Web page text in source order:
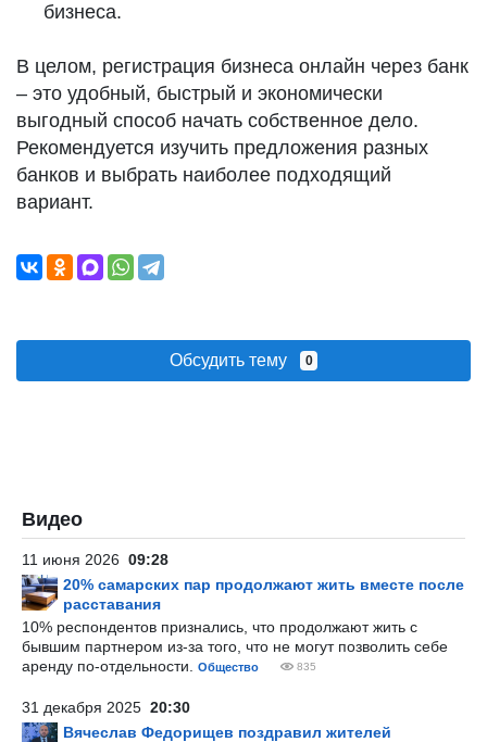
бизнеса.
В целом, регистрация бизнеса онлайн через банк
– это удобный, быстрый и экономически
выгодный способ начать собственное дело.
Рекомендуется изучить предложения разных
банков и выбрать наиболее подходящий
вариант.
Обсудить тему 0
Видео
11 июня 2026 09:28
20% самарских пар продолжают жить вместе после
расставания
10% респондентов признались, что продолжают жить с
бывшим партнером из-за того, что не могут позволить себе
аренду по-отдельности.
Общество 835
31 декабря 2025 20:30
Вячеслав Федорищев поздравил жителей